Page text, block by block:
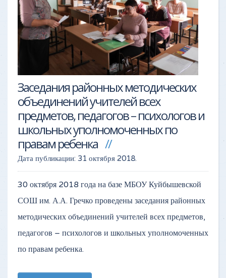
Заседания районных методических
объединений учителей всех
предметов, педагогов – психологов и
школьных уполномоченных по
правам ребенка
Дата публикации: 31 октября 2018.
30 октября 2018 года на базе МБОУ Куйбышевской
СОШ им. А.А. Гречко проведены заседания районных
методических объединений учителей всех предметов,
педагогов – психологов и школьных уполномоченных
по правам ребенка.